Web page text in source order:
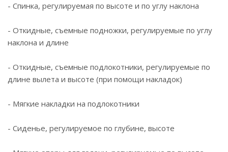
- Спинка, регулируемая по высоте и по углу наклона
- Откидные, съемные подножки, регулируемые по углу
наклона и длине
- Откидные, съемные подлокотники, регулируемые по
длине вылета и высоте (при помощи накладок)
- Мягкие накладки на подлокотники
- Сиденье, регулируемое по глубине, высоте